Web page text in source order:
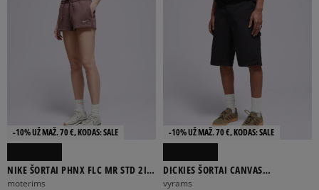
-10% UŽ MAŽ. 70 €, KODAS: SALE
NIKE ŠORTAI PHNX FLC MR STD 2IN
SHRT W NSW
moterims
-10% UŽ MAŽ. 70 €, KODAS: SALE
DICKIES ŠORTAI CANVAS
CARPENTER SHORT
vyrams